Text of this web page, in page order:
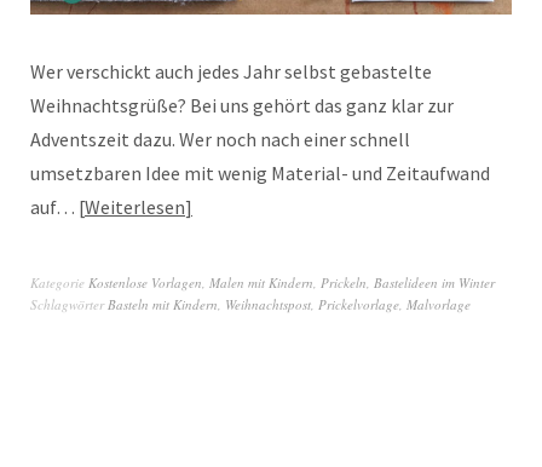
Wer verschickt auch jedes Jahr selbst gebastelte
Weihnachtsgrüße? Bei uns gehört das ganz klar zur
Adventszeit dazu. Wer noch nach einer schnell
umsetzbaren Idee mit wenig Material- und Zeitaufwand
auf… Weiterlesen
Kategorie Kostenlose Vorlagen, Malen mit Kindern, Prickeln, Bastelideen im Winter
SchlagwörterBasteln mit Kindern, Weihnachtspost, Prickelvorlage, Malvorlage